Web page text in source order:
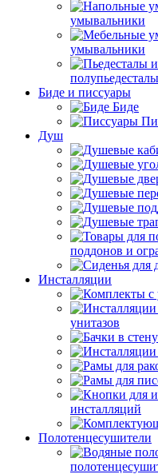
умывальники
умывальники
полупьедесталы
Биде и писсуары
Биде
Душ
поддонов и
Инсталляции
унитазов
инсталляций
Полотенцесушители